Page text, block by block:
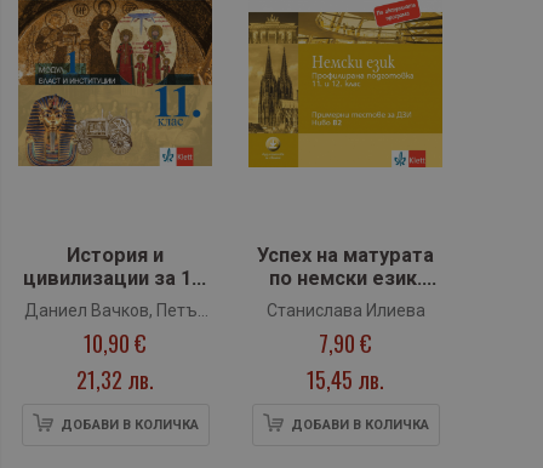
История и
цивилизации за 11.
клас за
профилирана
подготовка. Модул
1: Власт и
институции (Клет)
Даниел Вачков, Петър
Делев, Ана
Рабаджийска, Илия
Илиев
10,90 €
21,32 лв.
ДОБАВИ В КОЛИЧКА
Успех на матурата
по немски език.
Профилирана
12. клас. Примерни
тестове за ДЗИ -
ниво B2 + код
(Klett)
Станислава Илиева
7,90 €
15,45 лв.
ДОБАВИ В КОЛИЧКА